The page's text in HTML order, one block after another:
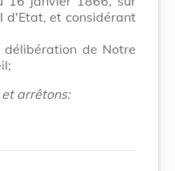
d'Etat, et considérant
de Notre
arrêtons: